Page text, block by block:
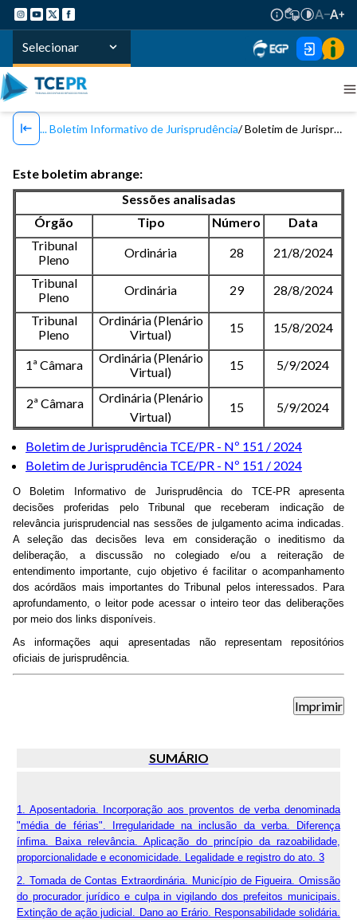
Selecionar
Boletim Informativo de Jurisprudência Boletim de Jurisprudência TCE/PR - Nº 151 / 2024
Este boletim abrange:
Sessões analisadas
Órgão
Tipo Número
Data
Tribunal
Pleno
Ordinária 28
21/8/2024
Tribunal
Pleno
Ordinária 29
28/8/2024
Tribunal
Pleno
Ordinária (Plenário
Virtual)
15 15/8/2024
1ª Câmara
Ordinária (Plenário
Virtual)
15 5/9/2024
2ª Câmara
Ordinária (Plenário
Virtual)
15 5/9/2024
Boletim de Jurisprudência TCE/PR - Nº 151 / 2024
Boletim de Jurisprudência TCE/PR - Nº 151 / 2024
O Boletim Informativo de Jurisprudência do TCE-PR apresenta
decisões proferidas pelo Tribunal que receberam indicação de
relevância jurisprudencial nas sessões de julgamento acima indicadas.
A seleção das decisões leva em consideração o ineditismo da
deliberação, a discussão no colegiado e/ou a reiteração de
entendimento importante, cujo objetivo é facilitar o acompanhamento
dos acórdãos mais importantes do Tribunal pelos interessados. Para
aprofundamento, o leitor pode acessar o inteiro teor das deliberações
por meio dos links disponíveis.
As informações aqui apresentadas não representam repositórios
oficiais de jurisprudência.
SUMÁRIO
1. Aposentadoria. Incorporação aos proventos de verba denominada
"média de férias". Irregularidade na inclusão da verba. Diferença
ínfima. Baixa relevância. Aplicação do princípio da razoabilidade,
proporcionalidade e economicidade. Legalidade e registro do ato. 3
2. Tomada de Contas Extraordinária. Município de Figueira. Omissão
do procurador jurídico e culpa in vigilando dos prefeitos municipais.
Extinção de ação judicial. Dano ao Erário. Responsabilidade solidária.